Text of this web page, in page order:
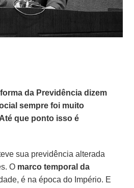
da Previdência dizem
sempre foi muito
que ponto isso é
sua previdência alterada
O marco temporal da
é na época do Império. E